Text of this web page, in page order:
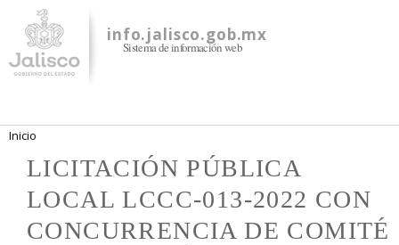
contenido
principal
info.jalisco.gob.mx
Sistema de información web
Se encuentra usted aquí
Inicio
LICITACIÓN PÚBLICA
LOCAL LCCC-013-2022 CON
CONCURRENCIA DE COMITÉ